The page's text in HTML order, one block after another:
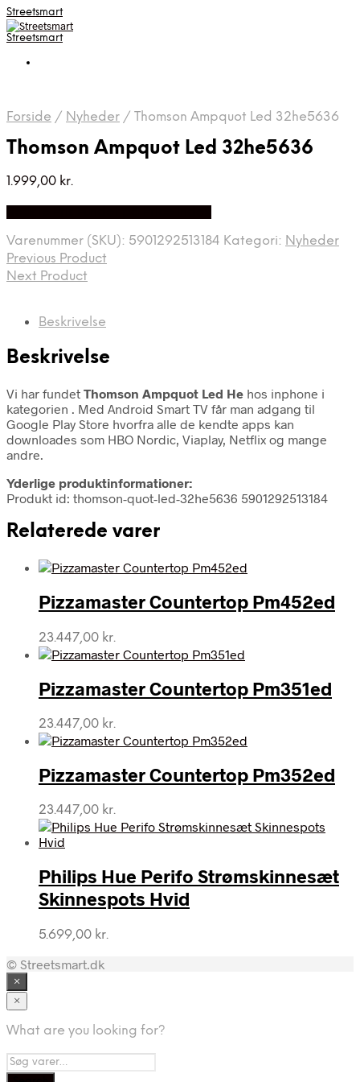
Streetsmart
Streetsmart
Forside / Nyheder / Thomson Ampquot Led 32he5636
Thomson Ampquot Led 32he5636
1.999,00 kr.
Varenummer (SKU): 5901292513184 Kategori: Nyheder
Previous Product
Next Product
Beskrivelse
Beskrivelse
Vi har fundet Thomson Ampquot Led He hos inphone i
kategorien . Med Android Smart TV får man adgang til
Google Play Store hvorfra alle de kendte apps kan
downloades som HBO Nordic, Viaplay, Netflix og mange
andre.
Yderlige produktinformationer:
Produkt id: thomson-quot-led-32he5636 5901292513184
Relaterede varer
Pizzamaster Countertop Pm452ed
23.447,00 kr.
Pizzamaster Countertop Pm351ed
23.447,00 kr.
Pizzamaster Countertop Pm352ed
23.447,00 kr.
Philips Hue Perifo Strømskinnesæt
Skinnespots Hvid
5.699,00 kr.
© Streetsmart.dk
×
×
What are you looking for?